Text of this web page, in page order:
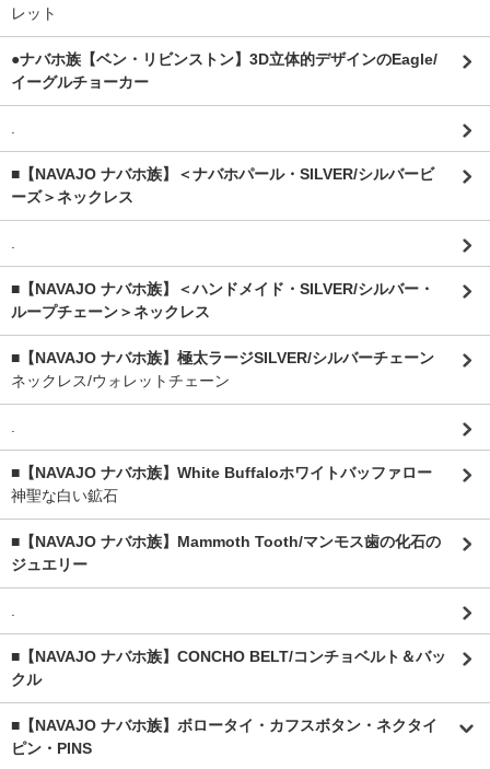
レット
●ナバホ族【ベン・リビンストン】3D立体的デザインのEagle/
イーグルチョーカー
■【NAVAJO ナバホ族】＜ナバホパール・SILVER/シルバービ
ーズ＞ネックレス
■【NAVAJO ナバホ族】＜ハンドメイド・SILVER/シルバー・
ループチェーン＞ネックレス
■【NAVAJO ナバホ族】極太ラージSILVER/シルバーチェーン
ネックレス/ウォレットチェーン
■【NAVAJO ナバホ族】White Buffaloホワイトバッファロー
神聖な白い鉱石
■【NAVAJO ナバホ族】Mammoth Tooth/マンモス歯の化石の
ジュエリー
■【NAVAJO ナバホ族】CONCHO BELT/コンチョベルト＆バッ
クル
■【NAVAJO ナバホ族】ボロータイ・カフスボタン・ネクタイ
ピン・PINS